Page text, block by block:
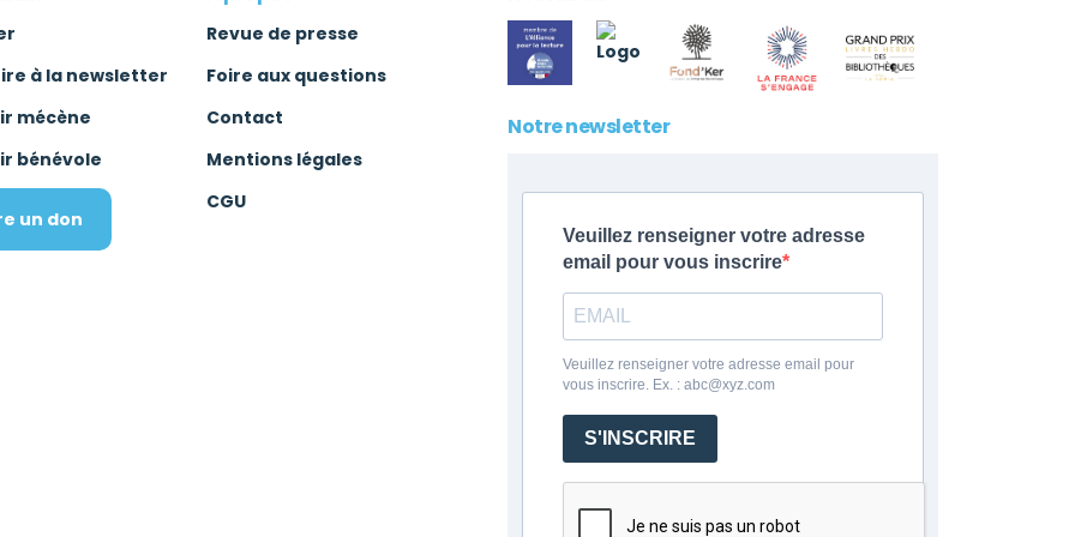
à la newsletter
mécène
bénévole
un don
Revue de presse
Foire aux questions
Contact
Mentions légales
CGU
Notre newsletter
Veuillez renseigner votre adresse
email pour vous inscrire
Veuillez renseigner votre adresse email pour
vous inscrire. Ex. : abc@xyz.com
S'INSCRIRE